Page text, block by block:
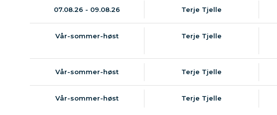
07.08.26 - 09.08.26 Terje Tjelle
Vår-sommer-høst Terje Tjelle
Vår-sommer-høst Terje Tjelle
Vår-sommer-høst Terje Tjelle